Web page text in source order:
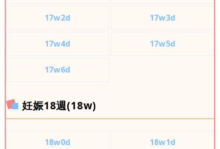
17w2d 17w3d
17w4d 17w5d
17w6d
妊娠18週(18w)
18w0d 18w1d